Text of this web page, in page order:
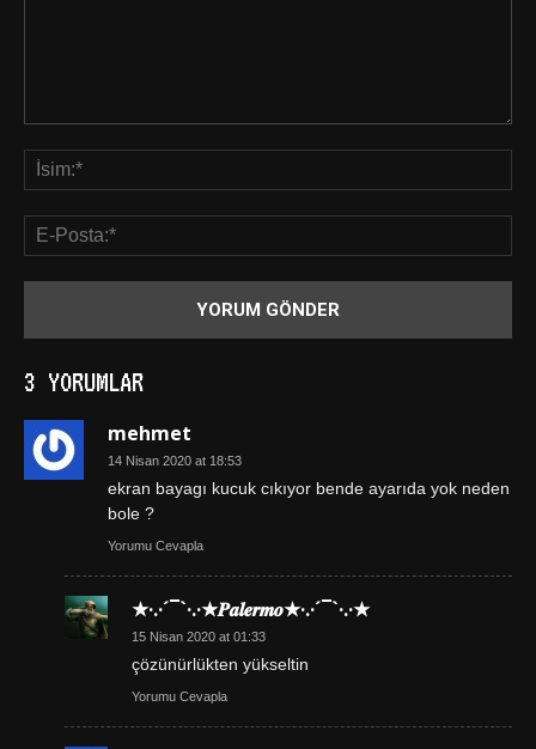
3 YORUMLAR
mehmet
14 Nisan 2020 at 18:53
ekran bayagı kucuk cıkıyor bende ayarıda yok neden
bole ?
Yorumu Cevapla
★·.·´¯`·.·★𝑷𝒂𝒍𝒆𝒓𝒎𝒐★·.·´¯`·.·★
15 Nisan 2020 at 01:33
çözünürlükten yükseltin
Yorumu Cevapla